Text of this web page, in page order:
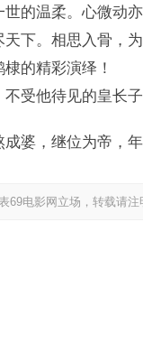
世的温柔。心微动
下。相思入骨，
的精彩演绎！
受他待见的皇长
婆，继位为帝，年
69电影网立场，转载请注